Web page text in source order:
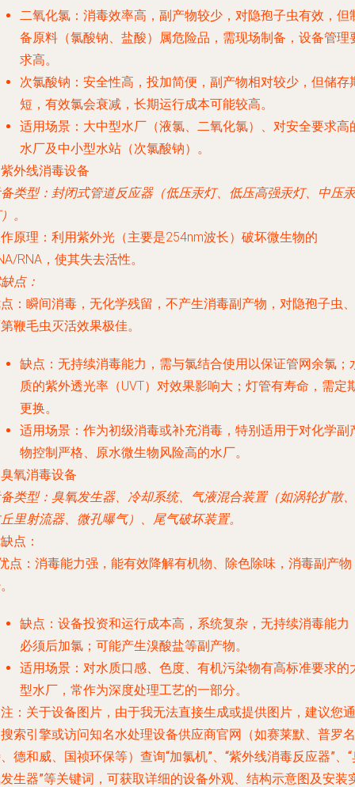
二氧化氯 ：消毒效率高，副产物较少，对隐孢子虫有效，但
备原料（氯酸钠、盐酸）属危险品，需现场制备，设备管理
求高。
次氯酸钠 ：安全性高，投加简便，副产物相对较少，但储存
短，有效氯会衰减，长期运行成本可能较高。
适用场景 ：大中型水厂（液氯、二氧化氯）、对安全要求高
水厂及中小型水站（次氯酸钠）。
外线消毒设备
类型：封闭式管道反应器（低压汞灯、低压高强汞灯、中压汞
。
原理 ：利用紫外光（主要是254nm波长）破坏微生物的
RNA，使其失去活性。
点：
：瞬间消毒，无化学残留，不产生消毒副产物，对隐孢子虫、
鞭毛虫灭活效果极佳。
缺点 ：无持续消毒能力，需与氯结合使用以保证管网余氯；
质的紫外透光率（UVT）对效果影响大；灯管有寿命，需定
更换。
适用场景 ：作为初级消毒或补充消毒，特别适用于对化学副
物控制严格、原水微生物风险高的水厂。
氧消毒设备
类型：臭氧发生器、冷却系统、气液混合装置（如涡轮扩散、
里射流器、微孔曝气）、尾气破坏装置。
点 ：
点 ：消毒能力强，能有效降解有机物、除色除味，消毒副产物
缺点 ：设备投资和运行成本高，系统复杂，无持续消毒能力
必须后加氯；可能产生溴酸盐等副产物。
适用场景 ：对水质口感、色度、有机污染物有高标准要求的
型水厂，常作为深度处理工艺的一部分。
：关于设备图片，由于我无法直接生成或提供图片，建议您通
索引擎或访问知名水处理设备供应商官网（如赛莱默、普罗名
德和威、国祯环保等）查询“加氯机”、“紫外线消毒反应器”、“
生器”等关键词，可获取详细的设备外观、结构示意图及安装